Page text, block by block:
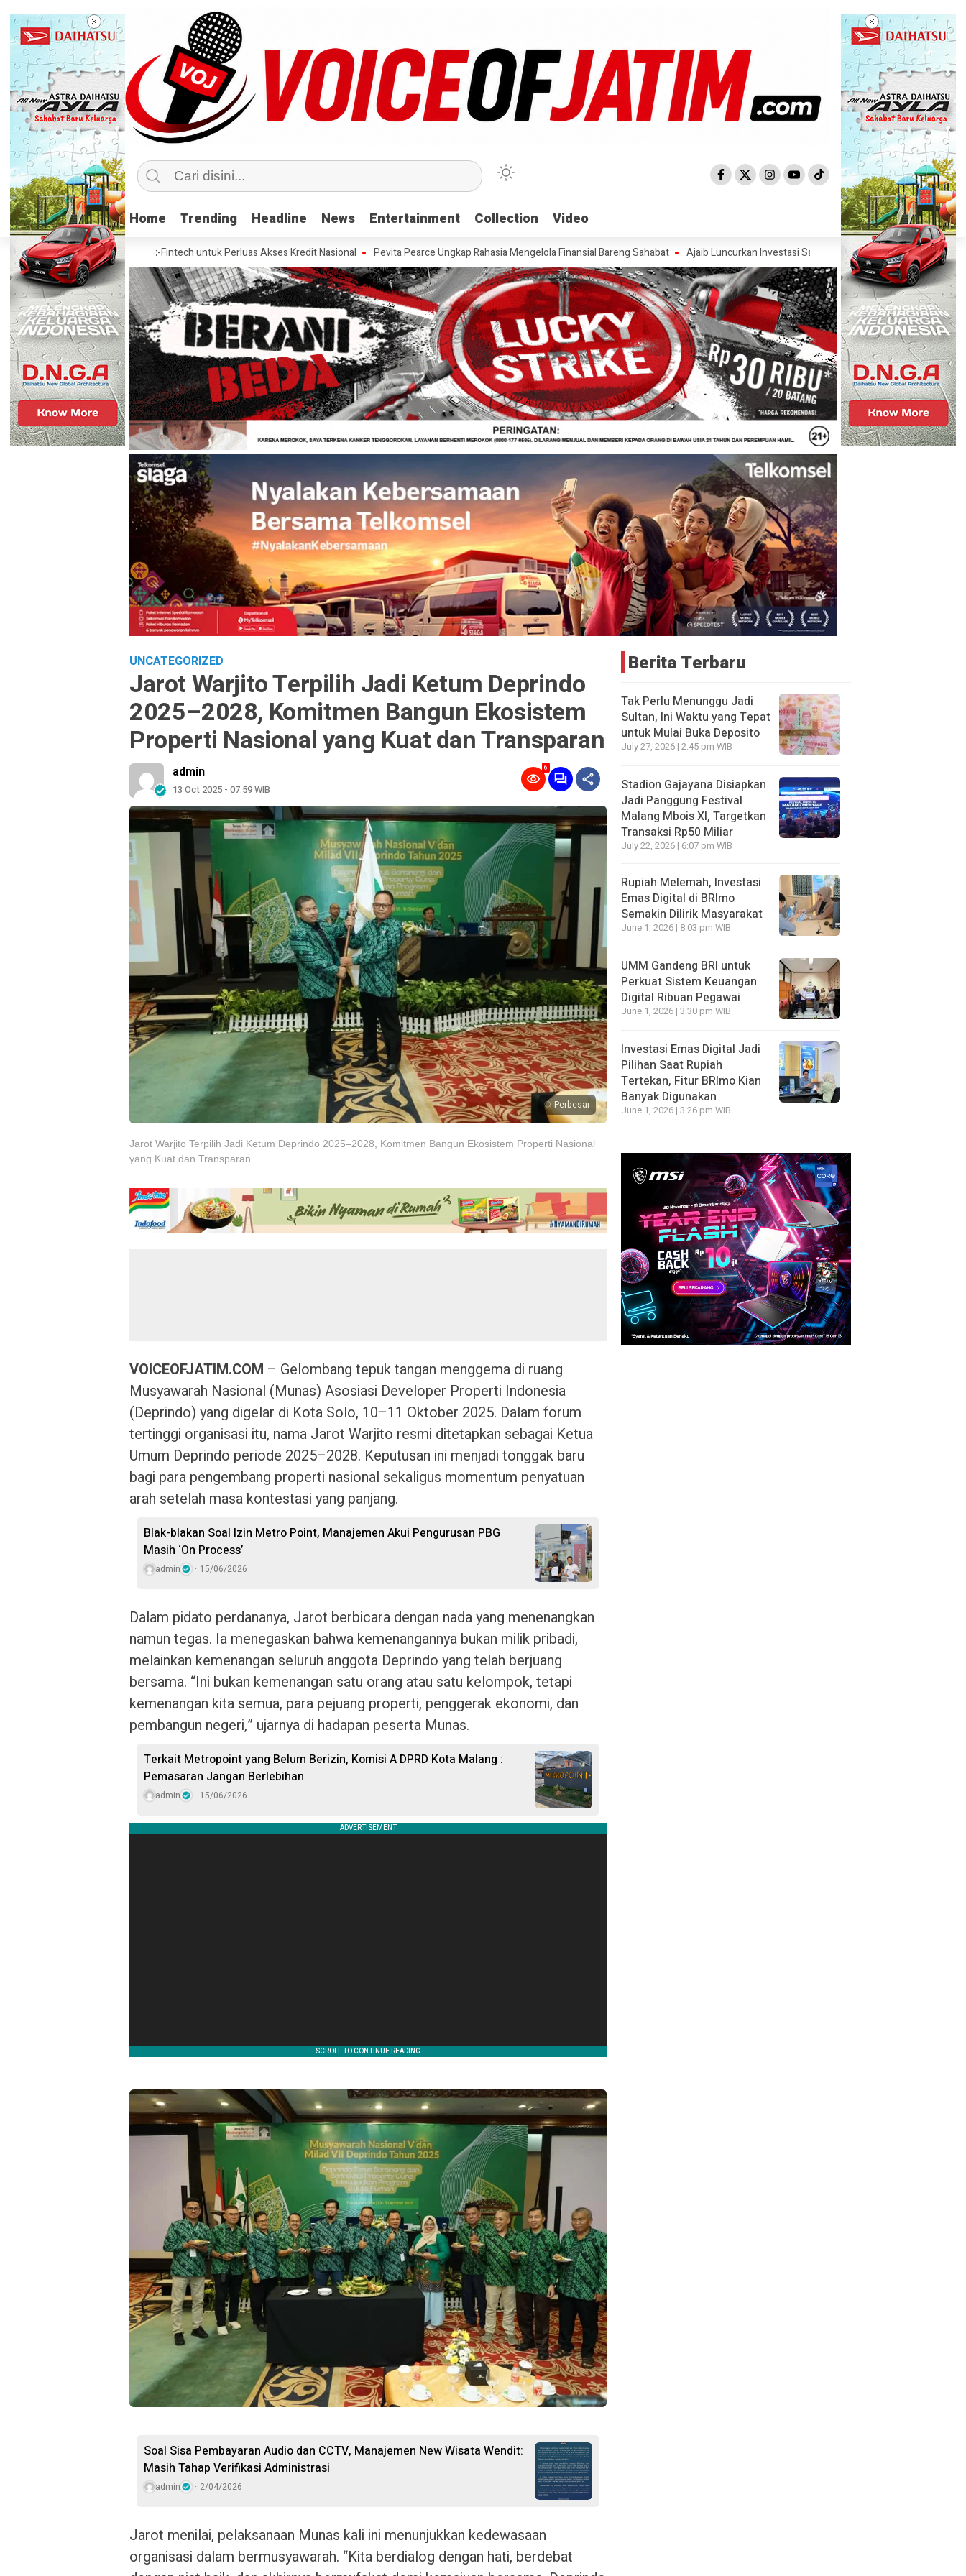
Home Trending Headline News Entertainment Collection Video
Home Trending Headline News Entertainment Collection Video
Sinergi Bank-Fintech untuk Perluas Akses Kredit Nasional Pevita Pearce Ungkap Rahasia Mengelola Finansial Bareng Sahabat Ajaib Luncurkan Investasi Saham AS, Ajak Investor Manfaatkan Momentum
UNCATEGORIZED
Jarot Warjito Terpilih Jadi Ketum Deprindo
2025–2028, Komitmen Bangun Ekosistem
Properti Nasional yang Kuat dan Transparan
admin
13 Oct 2025 - 07:59 WIB
6
Perbesar
Jarot Warjito Terpilih Jadi Ketum Deprindo 2025–2028, Komitmen Bangun Ekosistem Properti Nasional
yang Kuat dan Transparan
VOICEOFJATIM.COM – Gelombang tepuk tangan menggema di ruang
Musyawarah Nasional (Munas) Asosiasi Developer Properti Indonesia
(Deprindo) yang digelar di Kota Solo, 10–11 Oktober 2025. Dalam forum
tertinggi organisasi itu, nama Jarot Warjito resmi ditetapkan sebagai Ketua
Umum Deprindo periode 2025–2028. Keputusan ini menjadi tonggak baru
bagi para pengembang properti nasional sekaligus momentum penyatuan
arah setelah masa kontestasi yang panjang.
Blak-blakan Soal Izin Metro Point, Manajemen Akui Pengurusan PBG
Masih ‘On Process’
admin 15/06/2026
Dalam pidato perdananya, Jarot berbicara dengan nada yang menenangkan
namun tegas. Ia menegaskan bahwa kemenangannya bukan milik pribadi,
melainkan kemenangan seluruh anggota Deprindo yang telah berjuang
bersama. “Ini bukan kemenangan satu orang atau satu kelompok, tetapi
kemenangan kita semua, para pejuang properti, penggerak ekonomi, dan
pembangun negeri,” ujarnya di hadapan peserta Munas.
Terkait Metropoint yang Belum Berizin, Komisi A DPRD Kota Malang :
Pemasaran Jangan Berlebihan
admin 15/06/2026
Soal Sisa Pembayaran Audio dan CCTV, Manajemen New Wisata Wendit:
Masih Tahap Verifikasi Administrasi
admin 2/04/2026
Jarot menilai, pelaksanaan Munas kali ini menunjukkan kedewasaan
organisasi dalam bermusyawarah. “Kita berdialog dengan hati, berdebat
Berita Terbaru
Tak Perlu Menunggu Jadi
Sultan, Ini Waktu yang Tepat
untuk Mulai Buka Deposito
July 27, 2026 | 2:45 pm WIB
Stadion Gajayana Disiapkan
Jadi Panggung Festival
Malang Mbois XI, Targetkan
Transaksi Rp50 Miliar
July 22, 2026 | 6:07 pm WIB
Rupiah Melemah, Investasi
Emas Digital di BRImo
Semakin Dilirik Masyarakat
June 1, 2026 | 8:03 pm WIB
UMM Gandeng BRI untuk
Perkuat Sistem Keuangan
Digital Ribuan Pegawai
June 1, 2026 | 3:30 pm WIB
Investasi Emas Digital Jadi
Pilihan Saat Rupiah
Tertekan, Fitur BRImo Kian
Banyak Digunakan
June 1, 2026 | 3:26 pm WIB